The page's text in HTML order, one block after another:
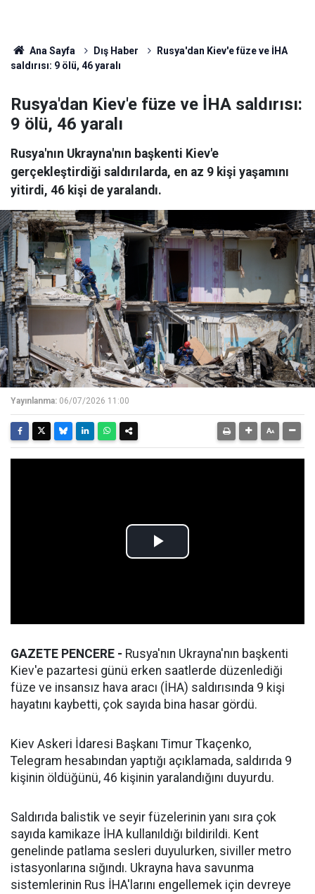
Ana Sayfa Dış Haber
Rusya'dan Kiev'e füze ve İHA
saldırısı: 9 ölü, 46 yaralı
Rusya'dan Kiev'e füze ve İHA saldırısı:
9 ölü, 46 yaralı
Rusya'nın Ukrayna'nın başkenti Kiev'e
gerçekleştirdiği saldırılarda, en az 9 kişi yaşamını
yitirdi, 46 kişi de yaralandı.
Yayınlanma: 06/07/2026 11:00
GAZETE PENCERE - Rusya'nın Ukrayna'nın başkenti
Kiev'e pazartesi günü erken saatlerde düzenlediği
füze ve insansız hava aracı (İHA) saldırısında 9 kişi
hayatını kaybetti, çok sayıda bina hasar gördü.
Kiev Askeri İdaresi Başkanı Timur Tkaçenko,
Telegram hesabından yaptığı açıklamada, saldırıda 9
kişinin öldüğünü, 46 kişinin yaralandığını duyurdu.
Saldırıda balistik ve seyir füzelerinin yanı sıra çok
sayıda kamikaze İHA kullanıldığı bildirildi. Kent
genelinde patlama sesleri duyulurken, siviller metro
istasyonlarına sığındı. Ukrayna hava savunma
sistemlerinin Rus İHA'larını engellemek için devreye